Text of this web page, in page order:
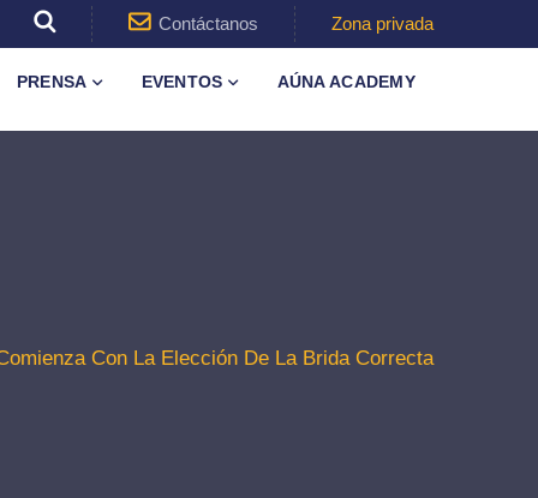
Contáctanos Zona privada
PRENSA EVENTOS AÚNA ACADEMY
Con La Elección De La Brida Correcta